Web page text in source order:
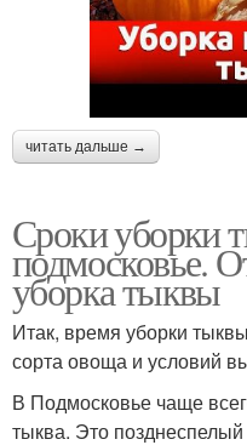
читать дальше →
Сроки уборки
подмосковье.
уборка тыквы
Итак, время уборки
сорта овоща и условий
В Подмосковье чаще
тыква. Это